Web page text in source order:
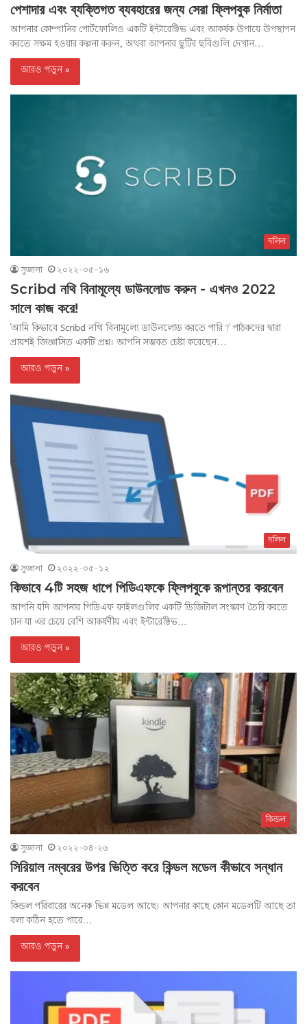
পেশাদার এবং ব্যক্তিগত ব্যবহারের জন্য সেরা ফ্লিপবুক নির্মাতা
আপনার কোম্পানির পোর্টফোলিও একটি ইন্টারেক্টিভ এবং আকর্ষক উপায়ে উপস্থাপন
করতে সক্ষম হওয়ার কল্পনা করুন, অথবা আপনার ছুটির ছবিগুলি দেখান...
আরও পড়ুন »
দলিল
সুজানা ২০২২-০৫-১৬
Scribd নথি বিনামূল্যে ডাউনলোড করুন - এখনও 2022
সালে কাজ করে!
'আমি কিভাবে Scribd নথি বিনামূল্যে ডাউনলোড করতে পারি?' পাঠকদের দ্বারা
প্রায়শই জিজ্ঞাসিত একটি প্রশ্ন। আপনি সম্ভবত চেষ্টা করেছেন...
আরও পড়ুন »
দলিল
সুজানা ২০২২-০৫-১২
কিভাবে 4টি সহজ ধাপে পিডিএফকে ফ্লিপবুকে রূপান্তর করবেন
আপনি যদি আপনার পিডিএফ ফাইলগুলির একটি ডিজিটাল সংস্করণ তৈরি করতে
চান যা এর চেয়ে বেশি আকর্ষণীয় এবং ইন্টারেক্টিভ…
আরও পড়ুন »
কিন্ডল
সুজানা ২০২২-০৪-২৬
সিরিয়াল নম্বরের উপর ভিত্তি করে কিন্ডল মডেল কীভাবে সন্ধান
করবেন
কিন্ডল পরিবারের অনেক ভিন্ন মডেল আছে। আপনার কাছে কোন মডেলটি আছে তা
বলা কঠিন হতে পারে...
আরও পড়ুন »